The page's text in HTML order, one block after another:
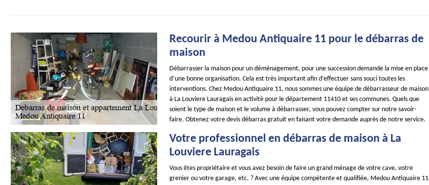
Recourir à Medou Antiquaire 11 pour le débarras de
maison
Débarrasser la maison pour un déménagement, pour une succession demande la mise en place
d’une bonne organisation. Cela est très important afin d’effectuer sans souci toutes les
interventions. Chez Medou Antiquaire 11, nous sommes une équipe de débarrasseur de maison
à La Louviere Lauragais en activité pour le département 11410 et ses communes. Quels que
soient le type de maison et le volume à débarrasser, vous pouvez compter sur notre savoir-
faire. Obtenez votre devis débarras gratuit en faisant votre demande auprès de notre service.
Votre professionnel en débarras de maison à La
Louviere Lauragais
Vous êtes propriétaire et vous avez besoin de faire un grand ménage de votre cave, votre
grenier ou votre garage, etc. ? Avec une équipe compétente et qualifiée, Medou Antiquaire 11